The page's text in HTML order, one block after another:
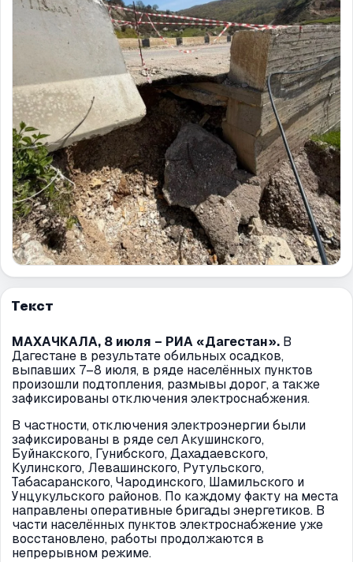
Текст
МАХАЧКАЛА, 8 июля – РИА «Дагестан». В
Дагестане в результате обильных осадков,
выпавших 7–8 июля, в ряде населённых пунктов
произошли подтопления, размывы дорог, а также
зафиксированы отключения электроснабжения.
В частности, отключения электроэнергии были
зафиксированы в ряде сел Акушинского,
Буйнакского, Гунибского, Дахадаевского,
Кулинского, Левашинского, Рутульского,
Табасаранского, Чародинского, Шамильского и
Унцукульского районов. По каждому факту на места
направлены оперативные бригады энергетиков. В
части населённых пунктов электроснабжение уже
восстановлено, работы продолжаются в
непрерывном режиме.